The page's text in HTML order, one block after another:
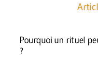
Pourquoi un rituel
?